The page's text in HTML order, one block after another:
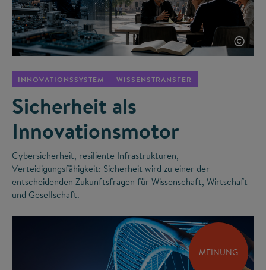
©
INNOVATIONSSYSTEM WISSENSTRANSFER
Sicherheit als
Innovationsmotor
Cybersicherheit, resiliente Infrastrukturen,
Verteidigungsfähigkeit: Sicherheit wird zu einer der
entscheidenden Zukunftsfragen für Wissenschaft, Wirtschaft
und Gesellschaft.
MEINUNG